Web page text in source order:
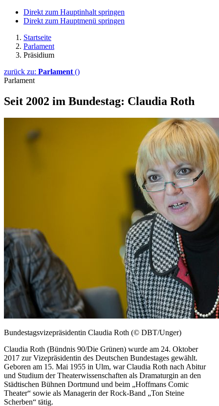
Direkt zum Hauptinhalt springen
Direkt zum Hauptmenü springen
Startseite
Parlament
Präsidium
zurück zu: Parlament ()
Parlament
Seit 2002 im Bundestag: Claudia Roth
Bundestagsvizepräsidentin Claudia Roth (© DBT/Unger)
Claudia Roth (Bündnis 90/Die Grünen) wurde am 24. Oktober
2017 zur Vizepräsidentin des Deutschen Bundestages gewählt.
Geboren am 15. Mai 1955 in Ulm, war Claudia Roth nach Abitur
und Studium der Theaterwissenschaften als Dramaturgin an den
Städtischen Bühnen Dortmund und beim „Hoffmans Comic
Theater“ sowie als Managerin der Rock-Band „Ton Steine
Scherben“ tätig.